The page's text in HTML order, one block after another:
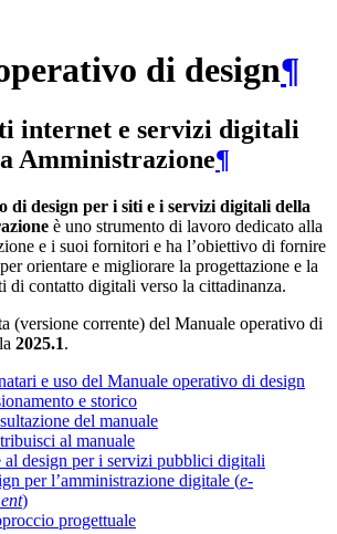
di design¶
internet e servizi digitali
Amministrazione¶
di design per i siti e i servizi digitali della
è uno strumento di lavoro dedicato alla
e i suoi fornitori e ha l’obiettivo di fornire
orientare e migliorare la progettazione e la
di contatto digitali verso la cittadinanza.
(versione corrente) del Manuale operativo di
2025.1.
e uso del Manuale operativo di design
e storico
del manuale
al manuale
al design per i servizi pubblici digitali
per l’amministrazione digitale (e-
)
progettuale